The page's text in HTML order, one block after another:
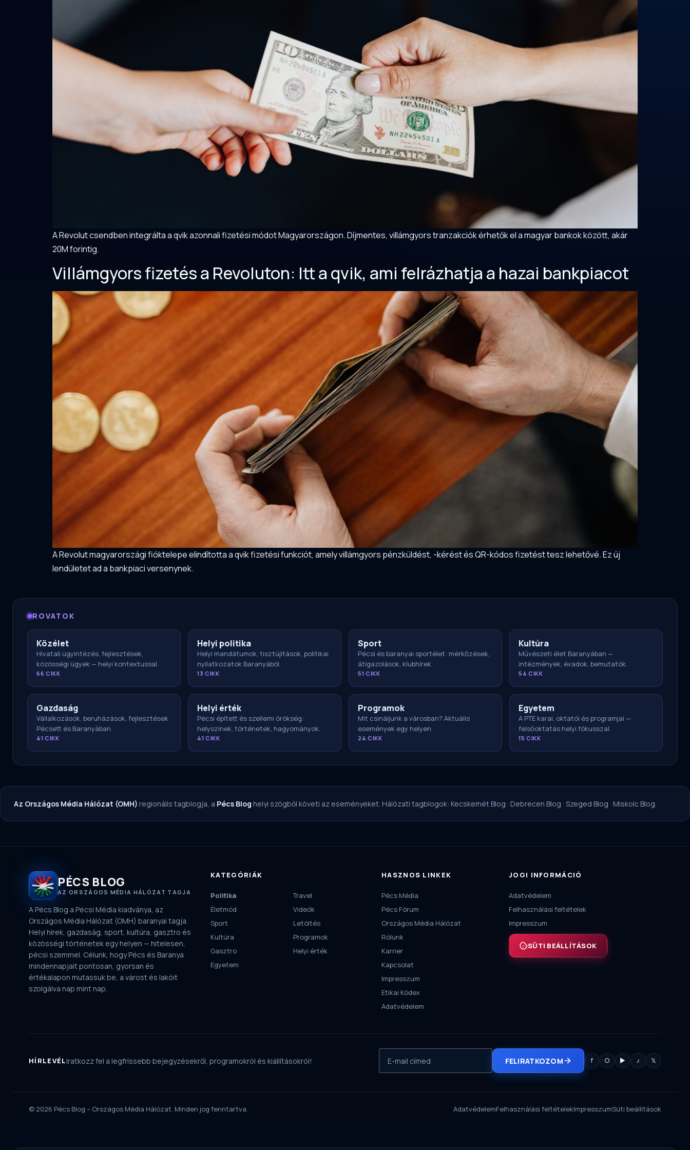
A Revolut csendben integrálta a qvik azonnali fizetési módot Magyarországon. Díjmentes, villámgyors tranzakciók érhetők el a magyar bankok között, akár
20M forintig.
Villámgyors fizetés a Revoluton: Itt a qvik, ami felrázhatja a hazai bankpiacot
A Revolut magyarországi fióktelepe elindította a qvik fizetési funkciót, amely villámgyors pénzküldést, -kérést és QR-kódos fizetést tesz lehetővé. Ez új
lendületet ad a bankpiaci versenynek.
ROVATOK
Közélet
Hivatali ügyintézés, fejlesztések,
közösségi ügyek — helyi kontextussal.
66 CIKK
Helyi politika
Helyi mandátumok, tisztújítások, politikai
nyilatkozatok Baranyából.
13 CIKK
Sport
Pécsi és baranyai sportélet: mérkőzések,
átigazolások, klubhírek.
51 CIKK
Kultúra
Művészeti élet Baranyában —
intézmények, évadok, bemutatók.
54 CIKK
Gazdaság
Vállalkozások, beruházások, fejlesztések
Pécsett és Baranyában.
41 CIKK
Helyi érték
Pécsi épített és szellemi örökség:
helyszínek, történetek, hagyományok.
41 CIKK
Programok
Mit csináljunk a városban? Aktuális
események egy helyen.
24 CIKK
Egyetem
A PTE karai, oktatói és programjai —
felsőoktatás helyi fókusszal.
15 CIKK
Az Országos Média Hálózat (OMH) regionális tagblogja, a Pécs Blog helyi szögből követi az eseményeket. Hálózati tagblogok: Kecskemét Blog · Debrecen Blog · Szeged Blog · Miskolc Blog.
PÉCS BLOG
AZ ORSZÁGOS MÉDIA HÁLÓZAT TAGJA
A Pécs Blog a Pécsi Média kiadványa, az
Országos Média Hálózat (OMH) baranyai tagja.
Helyi hírek, gazdaság, sport, kultúra, gasztro és
közösségi történetek egy helyen — hitelesen,
pécsi szemmel. Célunk, hogy Pécs és Baranya
mindennapjait pontosan, gyorsan és
értékalapon mutassuk be, a várost és lakóit
szolgálva nap mint nap.
KATEGÓRIÁK
Politika
Életmód
Sport
Kultúra
Gasztro
Egyetem
Travel
Videók
Letöltés
Programok
Helyi érték
HASZNOS LINKEK
Pécs Média
Pécs Fórum
Országos Média Hálózat
Rólunk
Karrier
Kapcsolat
Impresszum
Etikai Kódex
Adatvédelem
JOGI INFORMÁCIÓ
Adatvédelem
Felhasználási feltételek
Impresszum
SÜTI BEÁLLÍTÁSOK
HÍRLEVÉLIratkozz fel a legfrissebb bejegyzésekről, programokról és kiállításokról! FELIRATKOZOM f ○ ▶ ♪ 𝕏
© 2026 Pécs Blog – Országos Média Hálózat. Minden jog fenntartva. AdatvédelemFelhasználási feltételekImpresszumSüti beállítások